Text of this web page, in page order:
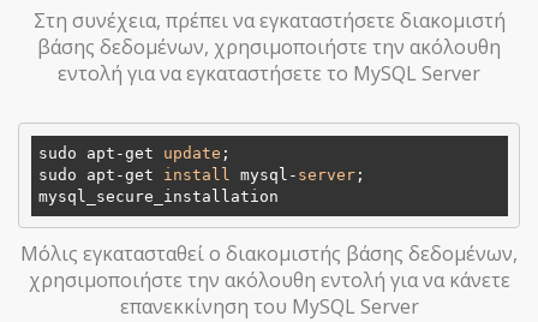
Στη συνέχεια, πρέπει να εγκαταστήσετε διακομιστή
βάσης δεδομένων, χρησιμοποιήστε την ακόλουθη
εντολή για να εγκαταστήσετε το MySQL Server
sudo apt-get update ;
sudo apt-get install mysql- server ;
Μόλις εγκατασταθεί ο διακομιστής βάσης δεδομένων,
χρησιμοποιήστε την ακόλουθη εντολή για να κάνετε
επανεκκίνηση του MySQL Server